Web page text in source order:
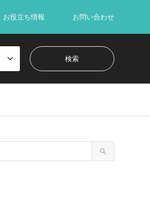
お役立ち情報 お問い合わせ